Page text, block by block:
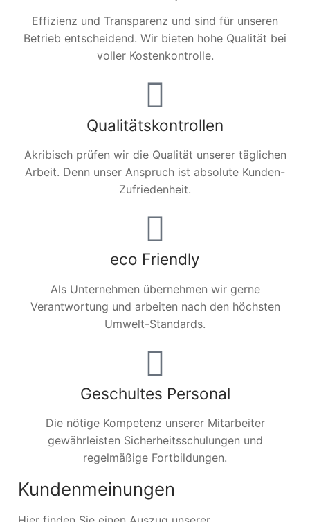
Effizienz und Transparenz und sind für unseren
Betrieb entscheidend. Wir bieten hohe Qualität bei
voller Kostenkontrolle.
Qualitätskontrollen
Akribisch prüfen wir die Qualität unserer täglichen
Arbeit. Denn unser Anspruch ist absolute Kunden-
Zufriedenheit.
eco Friendly
Als Unternehmen übernehmen wir gerne
Verantwortung und arbeiten nach den höchsten
Umwelt-Standards.
Geschultes Personal
Die nötige Kompetenz unserer Mitarbeiter
gewährleisten Sicherheitsschulungen und
regelmäßige Fortbildungen.
Kundenmeinungen